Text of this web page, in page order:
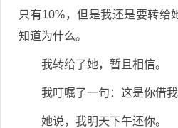
只有10%，但是我还是要转给
知道为什么。
我转给了她，暂且相信。
我叮嘱了一句：这是你借我
她说，我明天下午还你。